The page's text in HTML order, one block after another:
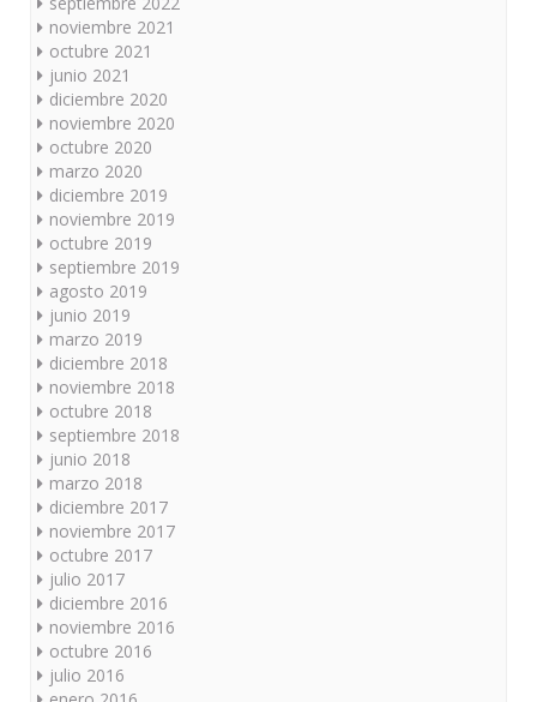
noviembre 2021
octubre 2021
junio 2021
diciembre 2020
noviembre 2020
octubre 2020
marzo 2020
diciembre 2019
noviembre 2019
octubre 2019
septiembre 2019
agosto 2019
junio 2019
marzo 2019
diciembre 2018
noviembre 2018
octubre 2018
septiembre 2018
junio 2018
marzo 2018
diciembre 2017
noviembre 2017
octubre 2017
julio 2017
diciembre 2016
noviembre 2016
octubre 2016
julio 2016